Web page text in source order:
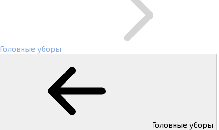
Головные уборы
Головные уборы